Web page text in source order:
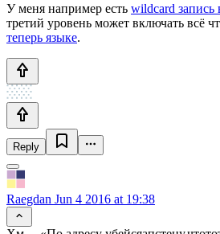
У меня например есть wildcard запись
третий уровень может включать всё
теперь языке.
Reply
Raegdan Jun 4 2016 at 19:38